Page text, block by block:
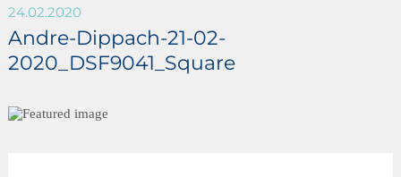
24.02.2020
Andre-Dippach-21-02-
2020_DSF9041_Square